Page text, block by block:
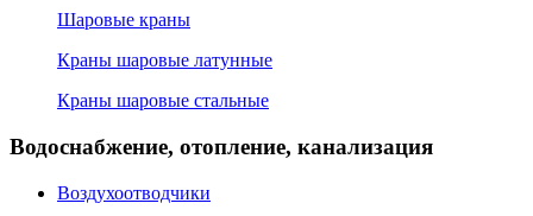
Шаровые краны
Краны шаровые латунные
Краны шаровые стальные
Водоснабжение, отопление, канализация
Воздухоотводчики